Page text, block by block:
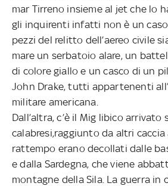
mar Tirreno insieme al jet che lo
gli inquirenti infatti non è un
pezzi del relitto dell’aereo civile
mare un serbatoio alare, un
di colore giallo e un casco di un
John Drake, tutti appartenenti
militare americana.
Dall’altra, c’è il Mig libico arrivato
calabresi,raggiunto da altri
rattempo erano decollati dalle
e dalla Sardegna, che viene
montagne della Sila. La guerra in